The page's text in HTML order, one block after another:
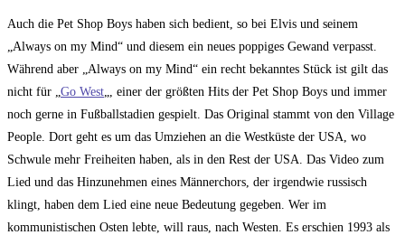
Auch die Pet Shop Boys haben sich bedient, so bei Elvis und seinem
„Always on my Mind“ und diesem ein neues poppiges Gewand verpasst.
Während aber „Always on my Mind“ ein recht bekanntes Stück ist gilt das
nicht für „ Go West „, einer der größten Hits der Pet Shop Boys und immer
noch gerne in Fußballstadien gespielt. Das Original stammt von den Village
People. Dort geht es um das Umziehen an die Westküste der USA, wo
Schwule mehr Freiheiten haben, als in den Rest der USA. Das Video zum
Lied und das Hinzunehmen eines Männerchors, der irgendwie russisch
klingt, haben dem Lied eine neue Bedeutung gegeben. Wer im
kommunistischen Osten lebte, will raus, nach Westen. Es erschien 1993 als